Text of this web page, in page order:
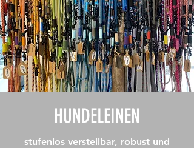
HUNDELEINEN
stufenlos verstellbar, robust und